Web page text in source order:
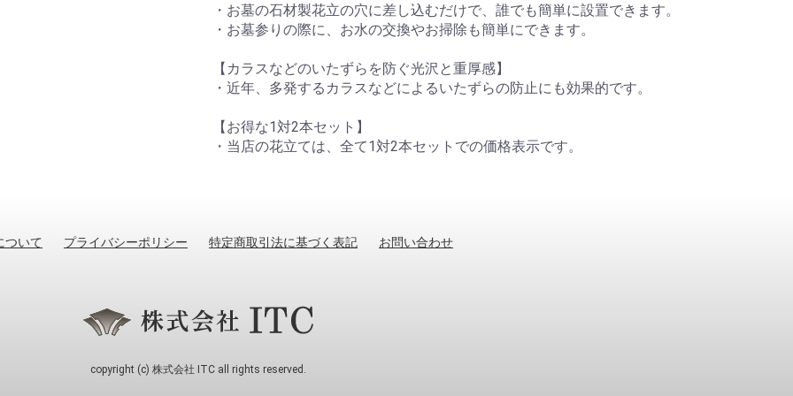
・お墓の石材製花立の穴に差し込むだけで、誰でも簡単に設置できます。
・お墓参りの際に、お水の交換やお掃除も簡単にできます。
【カラスなどのいたずらを防ぐ光沢と重厚感】
・近年、多発するカラスなどによるいたずらの防止にも効果的です。
【お得な1対2本セット】
・当店の花立ては、全て1対2本セットでの価格表示です。
ついて プライバシーポリシー 特定商取引法に基づく表記 お問い合わせ
copyright (c) 株式会社 ITC all rights reserved.